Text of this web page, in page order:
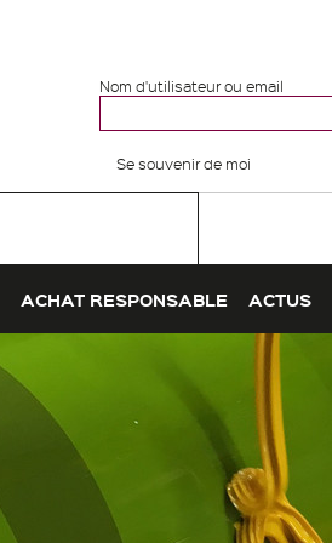
Nom d'utilisateur ou email
Se souvenir de moi
ACHAT RESPONSABLE ACTUS